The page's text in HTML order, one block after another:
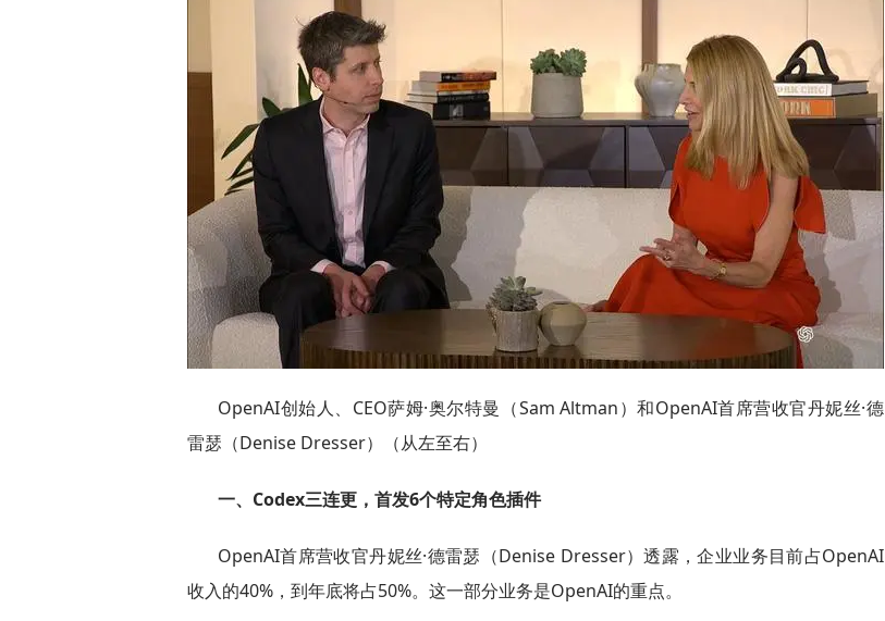
OpenAI创始人、CEO萨姆·奥尔特曼（Sam Altman）和OpenAI首席营收官丹妮丝·德
雷瑟（Denise Dresser）（从左至右）
一、Codex三连更，首发6个特定角色插件
OpenAI首席营收官丹妮丝·德雷瑟（Denise Dresser）透露，企业业务目前占OpenAI
收入的40%，到年底将占50%。这一部分业务是OpenAI的重点。